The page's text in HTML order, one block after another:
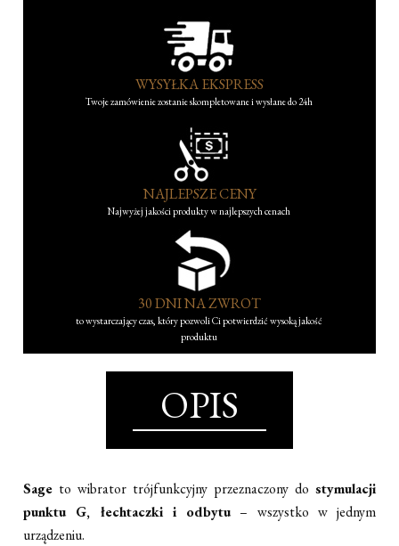
WYSYŁKA EKSPRESS
Twoje zamówienie zostanie skompletowane i wysłane do 24h
NAJLEPSZE CENY
Najwyżej jakości produkty w najlepszych cenach
30 DNI NA ZWROT
to wystarczający czas, który pozwoli Ci potwierdzić wysoką jakość
produktu
OPIS
Sage to wibrator trójfunkcyjny przeznaczony do stymulacji
punktu G, łechtaczki i odbytu – wszystko w jednym
urządzeniu.